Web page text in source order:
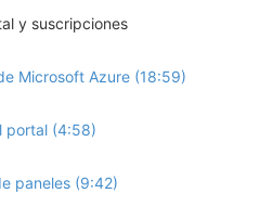
y suscripciones
Microsoft Azure (18:59)
portal (4:58)
paneles (9:42)